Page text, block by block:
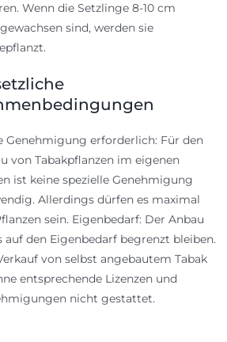
Wenn die Setzlinge 8-10 cm
sind, werden sie
Genehmigung erforderlich: Für den
von Tabakpflanzen im eigenen
ist keine spezielle Genehmigung
Allerdings dürfen es maximal
sein. Eigenbedarf: Der Anbau
auf den Eigenbedarf begrenzt bleiben.
von selbst angebautem Tabak
entsprechende Lizenzen und
nicht gestattet.